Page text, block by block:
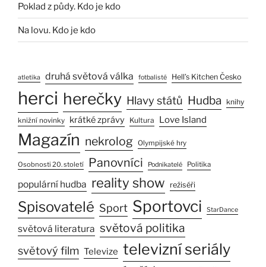
Poklad z půdy. Kdo je kdo
Na lovu. Kdo je kdo
atletika druhá světová válka fotbalisté Hell’s Kitchen Česko
herci herečky Hlavy států Hudba knihy
knižní novinky krátké zprávy Kultura Love Island
Magazín nekrolog Olympijské hry
Osobnosti 20. století Panovníci Podnikatelé Politika
populární hudba reality show režiséři
Spisovatelé Sport Sportovci StarDance
světová literatura světová politika
světový film Televize televizní seriály